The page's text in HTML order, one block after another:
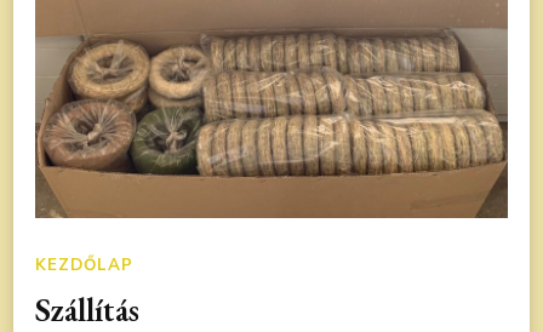
KEZDŐLAP
Szállítás